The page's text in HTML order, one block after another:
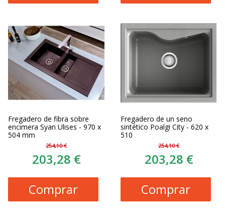
Fregadero de fibra sobre
encimera Syan Ulises - 970 x
504 mm
254,10 €
203,28 €
Comprar
Fregadero de un seno
sintético Poalgi City - 620 x
510
254,10 €
203,28 €
Comprar